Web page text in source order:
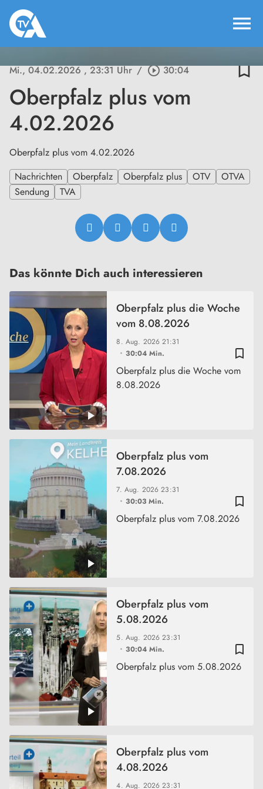
menu
Mi., 04.02.2026, 23:31 Uhr / play_circle_outline30:04 bookmark_border
Oberpfalz plus vom
4.02.2026
Oberpfalz plus vom 4.02.2026
Nachrichten
Oberpfalz Oberpfalz plus OTV
OTVA
Sendung
TVA
Das könnte Dich auch interessieren
bookmark_border
8. Aug. 202621:31
30:04 Min.
Oberpfalz plus die Woche
vom 8.08.2026
Oberpfalz plus die Woche vom
8.08.2026
bookmark_border
7. Aug. 202623:31
30:03 Min.
Oberpfalz plus vom
7.08.2026
Oberpfalz plus vom 7.08.2026
bookmark_border
5. Aug. 202623:31
30:04 Min.
Oberpfalz plus vom
5.08.2026
Oberpfalz plus vom 5.08.2026
4. Aug. 202623:31
Oberpfalz plus vom
4.08.2026